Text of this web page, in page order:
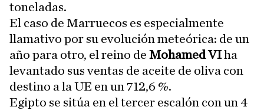
toneladas.
El caso de Marruecos es especialmente
llamativo por su evolución meteórica: de un
año para otro, el reino de Mohamed VIha
levantado sus ventas de aceite de oliva con
destino a la UE en un 712,6 %.
Egipto se sitúa en el tercer escalón con un 4